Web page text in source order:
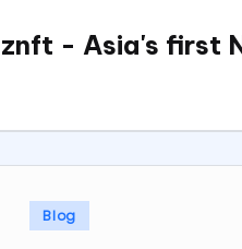
Skip
- Asia's first
Posted
in
Blog